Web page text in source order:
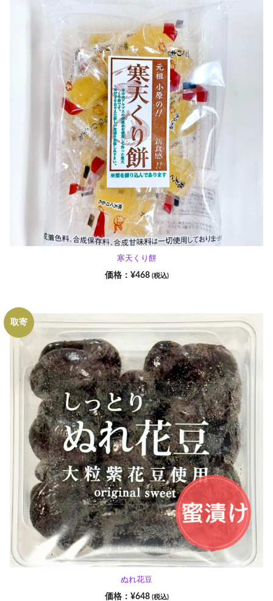
寒天くり餅
¥468 (税込)
取寄
ぬれ花豆
¥648 (税込)